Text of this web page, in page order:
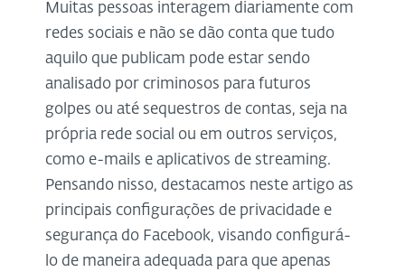
Muitas pessoas interagem diariamente com
redes sociais e não se dão conta que tudo
aquilo que publicam pode estar sendo
analisado por criminosos para futuros
golpes ou até sequestros de contas, seja na
própria rede social ou em outros serviços,
como e-mails e aplicativos de streaming.
Pensando nisso, destacamos neste artigo as
principais configurações de privacidade e
segurança do Facebook, visando configurá-
lo de maneira adequada para que apenas